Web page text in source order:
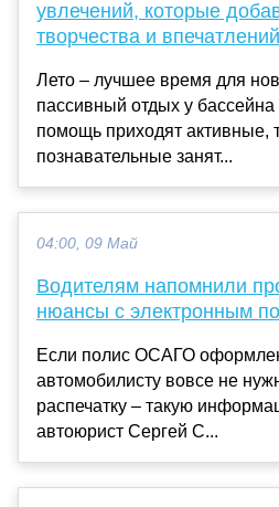
увлечений, которые
творчества и впечатлений
Лето – лучшее время для
пассивный отдых у бассейна
помощь приходят активные,
познавательные занят...
04:00, 09 Май
Водителям напомнили
нюансы с электронным
Если полис ОСАГО оформлен
автомобилисту вовсе не
распечатку – такую
автоюрист Сергей С...